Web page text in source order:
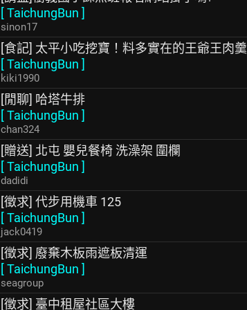
[TaichungBun ]
sinon17
[食記] 太平小吃挖寶！料多實在的王爺王肉羹
[TaichungBun ]
kiki1990
[閒聊] 哈塔牛排
[TaichungBun ]
chan324
[贈送] 北屯 嬰兒餐椅 洗澡架 圍欄
[TaichungBun ]
dadidi
[徵求] 代步用機車 125
[TaichungBun ]
jack0419
[徵求] 廢棄木板雨遮板清運
[TaichungBun ]
seagroup
[徵求] 臺中租屋社區大樓